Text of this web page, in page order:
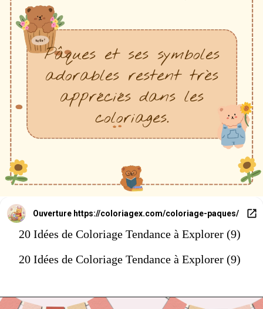
Pâques et ses symboles
adorables restent très
appréciés dans les
coloriages.
Ouverture https://coloriagex.com/coloriage-paques/
20 Idées de Coloriage Tendance à Explorer (9)
20 Idées de Coloriage Tendance à Explorer (9)